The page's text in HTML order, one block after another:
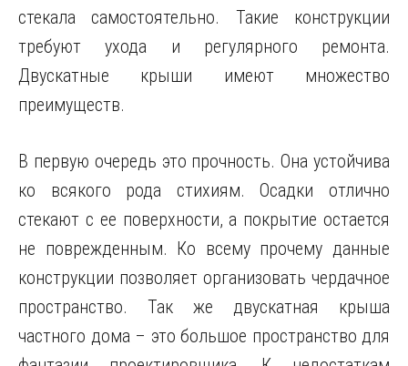
стекала самостоятельно. Такие конструкции
требуют ухода и регулярного ремонта.
Двускатные крыши имеют множество
преимуществ.
В первую очередь это прочность. Она устойчива
ко всякого рода стихиям. Осадки отлично
стекают с ее поверхности, а покрытие остается
не поврежденным. Ко всему прочему данные
конструкции позволяет организовать чердачное
пространство. Так же двускатная крыша
частного дома – это большое пространство для